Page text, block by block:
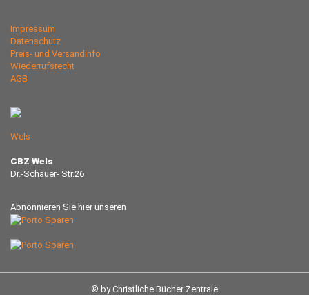
Impressum
Datenschutz
Preis- und Versandinfo
Wiederrufsrecht
AGB
Wels
CBZ Wels
Dr.-Schauer- Str.26
Abnonnieren Sie hier unseren
© by Christliche Bücher Zentrale